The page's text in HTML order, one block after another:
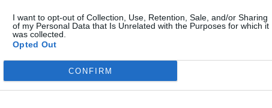
I want to opt-out of Collection, Use, Retention, Sale, and/or Sharing
of my Personal Data that Is Unrelated with the Purposes for which it
was collected.
Opted Out
CONFIRM